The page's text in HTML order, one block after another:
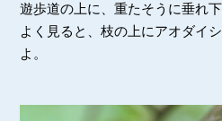
遊歩道の上に、重たそうに垂れ
よく見ると、枝の上にアオダイ
よ。